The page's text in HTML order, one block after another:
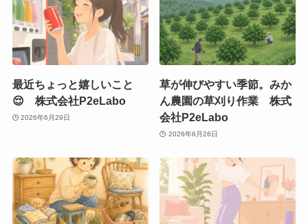
最近ちょっと嬉しいこと
😌 株式会社P2eLabo
2026年6月29日
草が伸びやすい季節。みか
ん農園の草刈り作業 株式
会社P2eLabo
2026年6月26日